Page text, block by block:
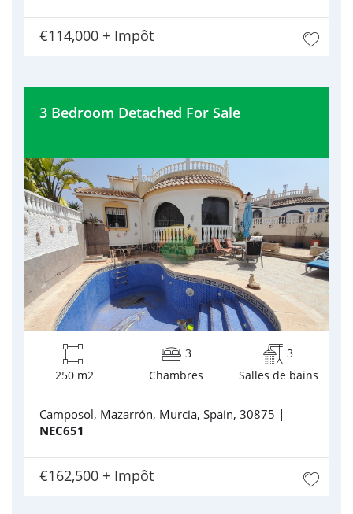
€114,000 + Impôt
3 Bedroom Detached For Sale
250 m2
3
Chambres
3
Salles de bains
Camposol, Mazarrón, Murcia, Spain, 30875 |
NEC651
€162,500 + Impôt